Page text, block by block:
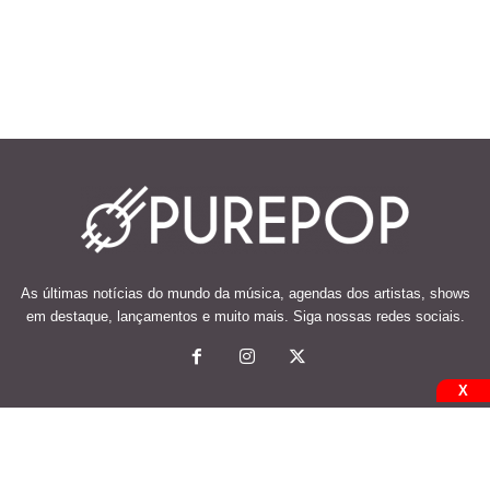
As últimas notícias do mundo da música, agendas dos artistas, shows
em destaque, lançamentos e muito mais. Siga nossas redes sociais.
X